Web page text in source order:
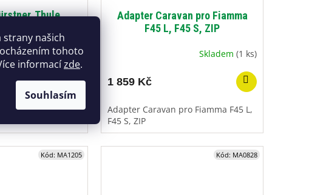
našich
tohoto
informacízde.
Souhlasím
Thule
u dodavatele
Thule
Adapter Caravan pro Fiamma
F45 L, F45 S, ZIP
Skladem (1 ks)
1 859 Kč
Adapter Caravan pro Fiamma F45 L,
F45 S, ZIP
Kód: MA1205 Kód: MA0828